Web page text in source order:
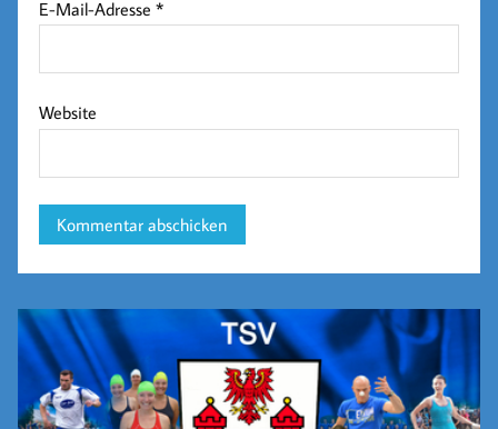
E-Mail-Adresse*
Website